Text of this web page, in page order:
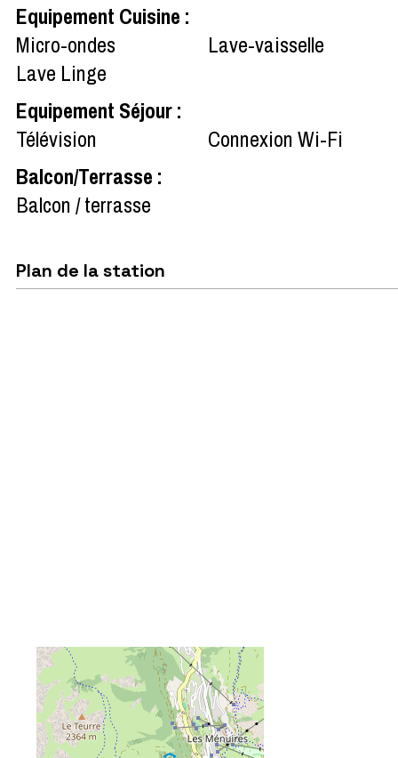
Equipement Cuisine :
Micro-ondes
Lave-vaisselle
Lave Linge
Equipement Séjour:
Télévision
Connexion Wi-Fi
Balcon/Terrasse :
Balcon / terrasse
Plan de la station